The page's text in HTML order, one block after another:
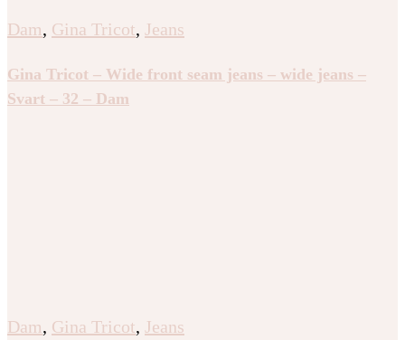
Dam, Gina Tricot, Jeans
Gina Tricot – Wide front seam jeans – wide jeans –
Svart – 32 – Dam
Dam, Gina Tricot, Jeans